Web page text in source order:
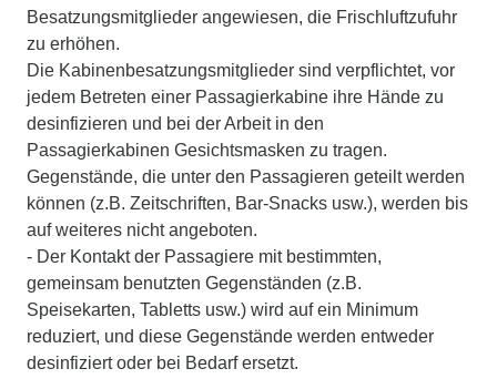
Besatzungsmitglieder angewiesen, die Frischluftzufuhr
zu erhöhen.
Die Kabinenbesatzungsmitglieder sind verpflichtet, vor
jedem Betreten einer Passagierkabine ihre Hände zu
desinfizieren und bei der Arbeit in den
Passagierkabinen Gesichtsmasken zu tragen.
Gegenstände, die unter den Passagieren geteilt werden
können (z.B. Zeitschriften, Bar-Snacks usw.), werden bis
auf weiteres nicht angeboten.
- Der Kontakt der Passagiere mit bestimmten,
gemeinsam benutzten Gegenständen (z.B.
Speisekarten, Tabletts usw.) wird auf ein Minimum
reduziert, und diese Gegenstände werden entweder
desinfiziert oder bei Bedarf ersetzt.